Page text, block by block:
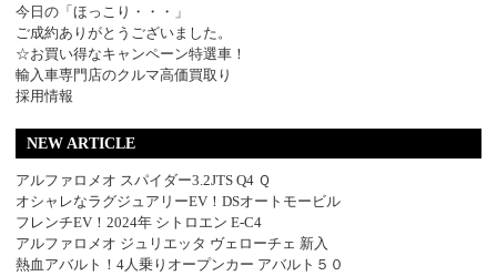
今日の「ほっこり・・・」
ご成約ありがとうございました。
☆お買い得なキャンペーン特選車！
輸入車専門店のクルマ高価買取り
採用情報
NEW ARTICLE
アルファロメオ スパイダー3.2JTS Q4 Ｑ
オシャレなラグジュアリーEV！DSオートモービル
フレンチEV！2024年 シトロエン E-C4
アルファロメオ ジュリエッタ ヴェローチェ 新入
熱血アバルト！4人乗りオープンカー アバルト５０